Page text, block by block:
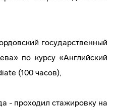
государственный
по курсу «Английский
(100 часов),
- проходил стажировку на